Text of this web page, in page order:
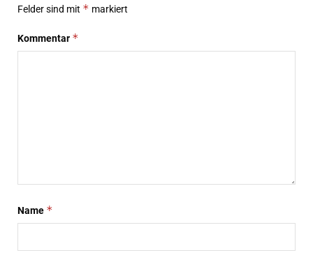
Felder sind mit * markiert
Kommentar *
Name *